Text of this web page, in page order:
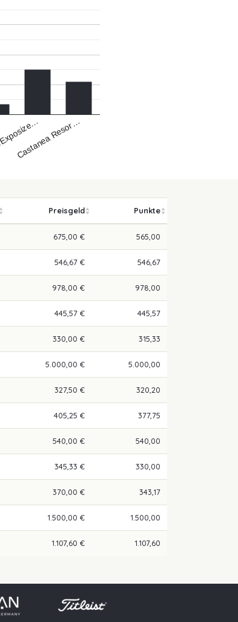
Castanea Resor…
Preisgeld Punkte
675,00 € 565,00
546,67 € 546,67
978,00 € 978,00
445,57 € 445,57
330,00 € 315,33
5.000,00 € 5.000,00
327,50 € 320,20
405,25 € 377,75
540,00 € 540,00
345,33 € 330,00
370,00 € 343,17
1.500,00 € 1.500,00
1.107,60 € 1.107,60